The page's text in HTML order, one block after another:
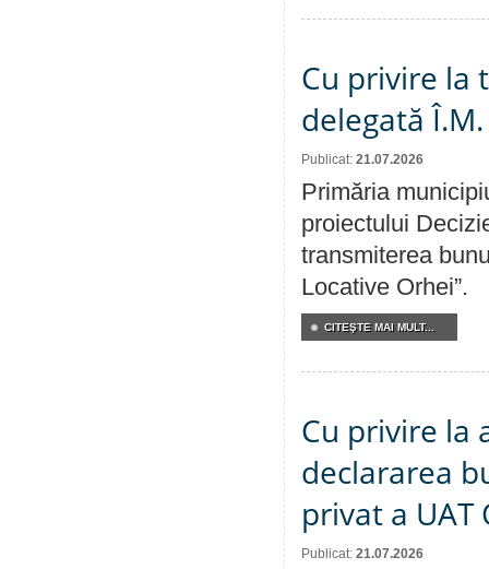
Cu privire la
delegată
Publicat: 21.07.2026
Primăria
proiectului
transmiterea
Locative Orhei”.
CITEŞTE MAI MULT...
Cu privire la
declararea
privat a UAT
Publicat: 21.07.2026